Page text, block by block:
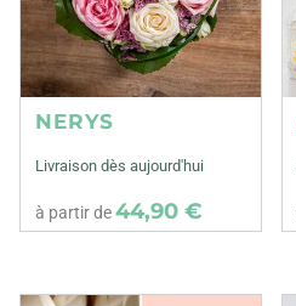
NERYS
Livraison dès aujourd'hui
à partir de44,90 €